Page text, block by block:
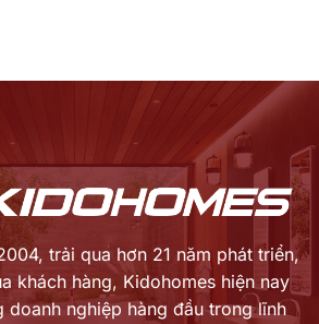
trải qua hơn 21 năm phát triển,
khách hàng, Kidohomes hiện nay
doanh nghiệp hàng đầu trong lĩnh